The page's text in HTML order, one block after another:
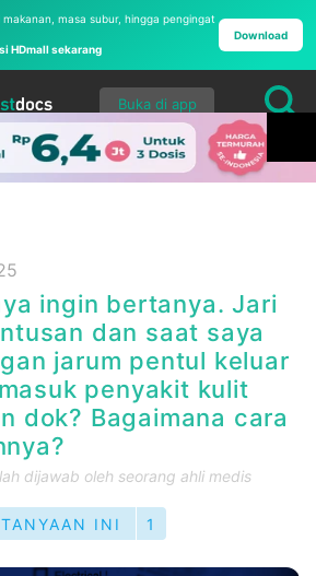
masa subur, hingga pengingat
HDmall sekarang
Download
Buka di app
ingin bertanya. Jari
dan saat saya
jarum pentul keluar
penyakit kulit
dok? Bagaimana cara
dijawab oleh seorang ahli medis
INI 1